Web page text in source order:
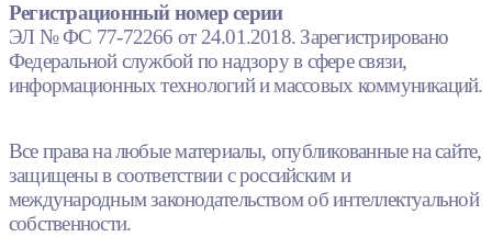
Регистрационный номер серии
ЭЛ № ФС 77-72266 от 24.01.2018. Зарегистрировано
Федеральной службой по надзору в сфере связи,
информационных технологий и массовых коммуникаций.
Все права на любые материалы, опубликованные на сайте,
защищены в соответствии с российским и
международным законодательством об интеллектуальной
собственности.